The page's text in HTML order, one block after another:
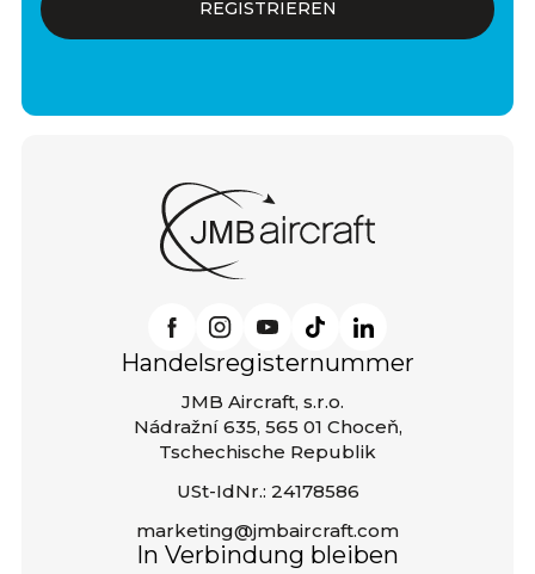
Handelsregisternummer
JMB Aircraft, s.r.o.
Nádražní 635, 565 01 Choceň,
Tschechische Republik
USt-IdNr.: 24178586
marketing@jmbaircraft.com
In Verbindung bleiben